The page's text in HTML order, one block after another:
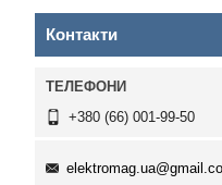
Контакти
+380 (66) 001-99-50